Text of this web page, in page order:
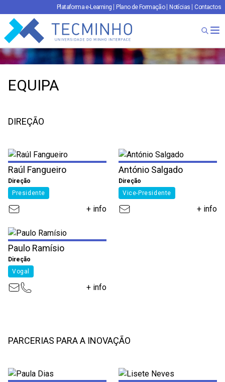
Plataforma e-Learning Plano de Formação Notícias Contactos
TECMINHO
EQUIPA
DIREÇÃO
Raúl Fangueiro
Direção
Presidente
+ info
António Salgado
Direção
Vice-Presidente
+ info
Paulo Ramísio
Direção
Vogal
+ info
PARCERIAS PARA A INOVAÇÃO